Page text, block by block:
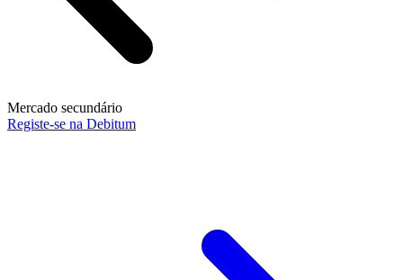
Mercado secundário
Registe-se na Debitum